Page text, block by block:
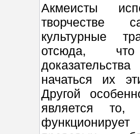
Акмеисты
творчестве
культурные
отсюда,
начаться их
Другой
является